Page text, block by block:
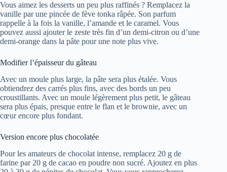
Vous aimez les desserts un peu plus raffinés ? Remplacez la
vanille par une pincée de fève tonka râpée. Son parfum
rappelle à la fois la vanille, l’amande et le caramel. Vous
pouvez aussi ajouter le zeste très fin d’un demi-citron ou d’une
demi-orange dans la pâte pour une note plus vive.
Modifier l’épaisseur du gâteau
Avec un moule plus large, la pâte sera plus étalée. Vous
obtiendrez des carrés plus fins, avec des bords un peu
croustillants. Avec un moule légèrement plus petit, le gâteau
sera plus épais, presque entre le flan et le brownie, avec un
cœur encore plus fondant.
Version encore plus chocolatée
Pour les amateurs de chocolat intense, remplacez 20 g de
farine par 20 g de cacao en poudre non sucré. Ajoutez en plus